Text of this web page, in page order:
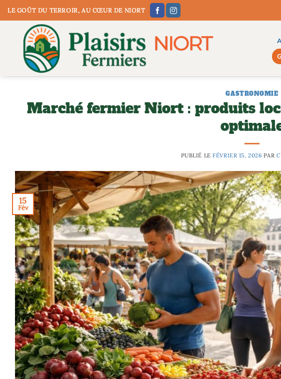
Passer
au
contenu
LE GOÛT DU TERROIR, AU CŒUR DE NIORT
GASTRONOMIE
Marché fermier Niort : produits
PUBLIÉ LEFÉVRIER 15, 2026 PAR
15
Fév